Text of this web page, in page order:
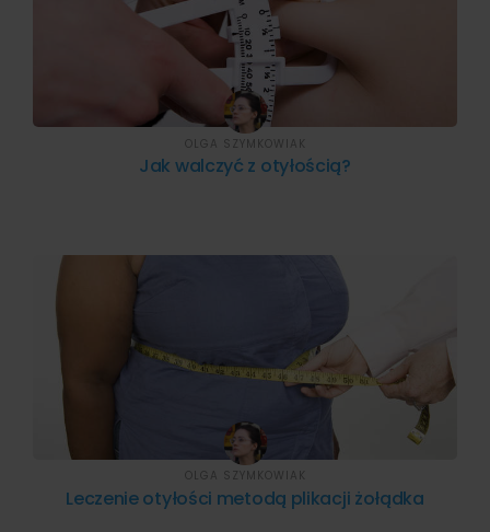
Jak walczyć z otyłością?
OLGA SZYMKOWIAK
Leczenie otyłości metodą plikacji żołądka
OLGA SZYMKOWIAK